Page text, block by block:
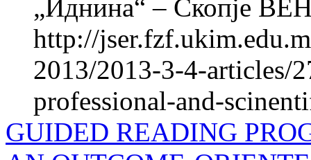
„Иднина“ – Скопје
http://
2013/2013-3-4-articles/
professional-and-
GUIDED READING